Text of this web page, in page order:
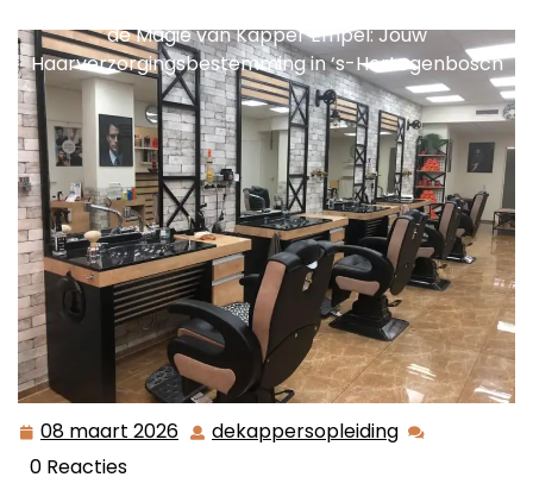
de Magie van Kapper Empel: Jouw
Haarverzorgingsbestemming in ‘s-Hertogenbosch
08 maart 2026 08 dekappersopleiding
0 Reacties